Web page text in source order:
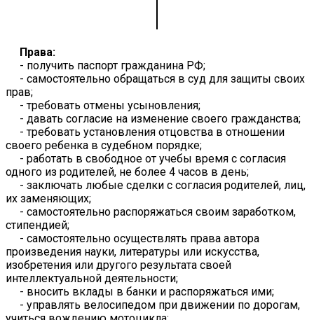
Права:
- получить паспорт гражданина РФ;
- самостоятельно обращаться в суд для защиты своих
прав;
- требовать отмены усыновления;
- давать согласие на изменение своего гражданства;
- требовать установления отцовства в отношении
своего ребенка в судебном порядке;
- работать в свободное от учебы время с согласия
одного из родителей, не более 4 часов в день;
- заключать любые сделки с согласия родителей, лиц,
их заменяющих;
- самостоятельно распоряжаться своим заработком,
стипендией;
- самостоятельно осуществлять права автора
произведения науки, литературы или искусства,
изобретения или другого результата своей
интеллектуальной деятельности;
- вносить вклады в банки и распоряжаться ими;
- управлять велосипедом при движении по дорогам,